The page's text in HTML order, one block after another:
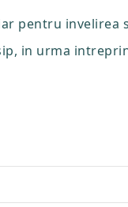
pentru
in urma